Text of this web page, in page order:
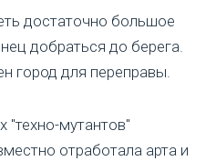
достаточно большое
добраться до берега.
город для переправы.
"техно-мутантов"
отработала арта и